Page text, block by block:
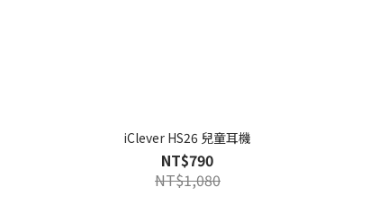
iClever HS26 兒童耳機
NT$790
NT$1,080